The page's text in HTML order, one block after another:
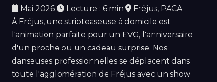
Mai 2026 Lecture : 6 min
Fréjus, PACA
À Fréjus, une stripteaseuse à domicile est
l'animation parfaite pour un EVG, l'anniversaire
d'un proche ou un cadeau surprise. Nos
danseuses professionnelles se déplacent dans
toute l'agglomération de Fréjus avec un show